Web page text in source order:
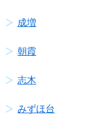
成増
朝霞
志木
みずほ台